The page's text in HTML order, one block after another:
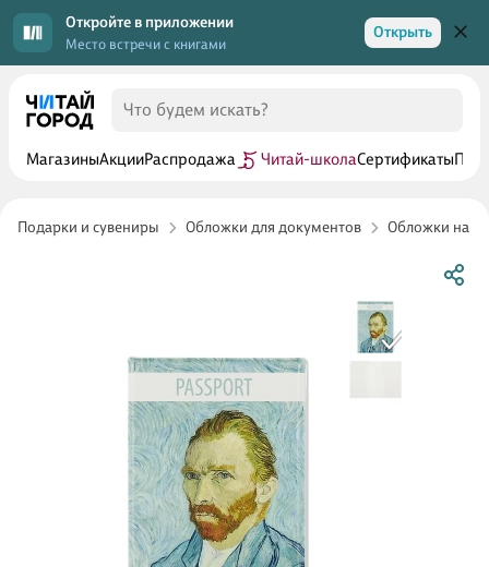
Откройте в приложении
Место встречи с книгами
Открыть
МагазиныАкцииРаспродажа Читай-школаСертификаты
Подарки и сувениры Обложки для документов Обложки на